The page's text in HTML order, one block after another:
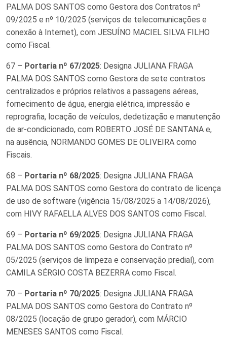
PALMA DOS SANTOS como Gestora dos Contratos nº
09/2025 e nº 10/2025 (serviços de telecomunicações e
conexão à Internet), com JESUÍNO MACIEL SILVA FILHO
como Fiscal.
67 – Portaria nº 67/2025: Designa JULIANA FRAGA
PALMA DOS SANTOS como Gestora de sete contratos
centralizados e próprios relativos a passagens aéreas,
fornecimento de água, energia elétrica, impressão e
reprografia, locação de veículos, dedetização e manutenção
de ar-condicionado, com ROBERTO JOSÉ DE SANTANA e,
na ausência, NORMANDO GOMES DE OLIVEIRA como
Fiscais.
68 – Portaria nº 68/2025: Designa JULIANA FRAGA
PALMA DOS SANTOS como Gestora do contrato de licença
de uso de software (vigência 15/08/2025 a 14/08/2026),
com HIVY RAFAELLA ALVES DOS SANTOS como Fiscal.
69 – Portaria nº 69/2025: Designa JULIANA FRAGA
PALMA DOS SANTOS como Gestora do Contrato nº
05/2025 (serviços de limpeza e conservação predial), com
CAMILA SÉRGIO COSTA BEZERRA como Fiscal.
70 – Portaria nº 70/2025: Designa JULIANA FRAGA
PALMA DOS SANTOS como Gestora do Contrato nº
08/2025 (locação de grupo gerador), com MÁRCIO
MENESES SANTOS como Fiscal.